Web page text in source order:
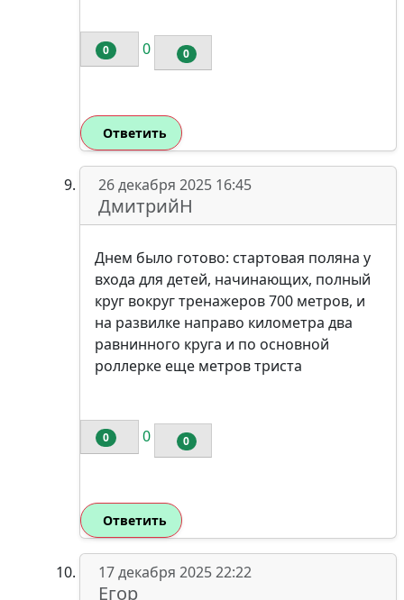
0 0 0
Ответить
26 декабря 2025 16:45
ДмитрийН
Днем было готово: стартовая поляна у
входа для детей, начинающих, полный
круг вокруг тренажеров 700 метров, и
на развилке направо километра два
равнинного круга и по основной
роллерке еще метров триста
0 0 0
Ответить
17 декабря 2025 22:22
Егор